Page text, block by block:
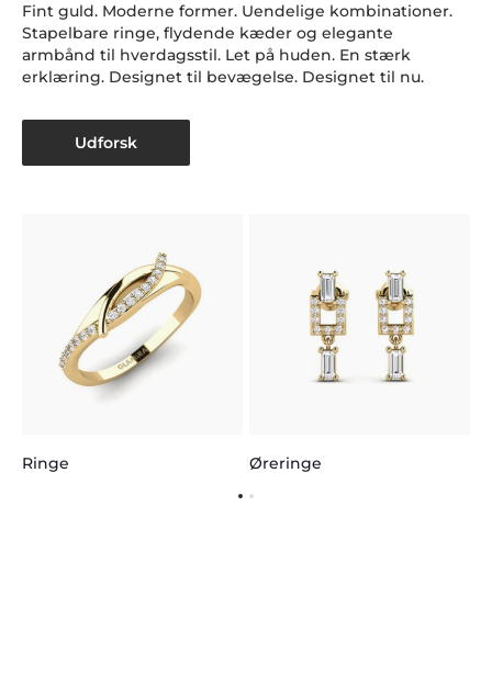
Fint guld. Moderne former. Uendelige kombinationer.
Stapelbare ringe, flydende kæder og elegante
armbånd til hverdagsstil. Let på huden. En stærk
erklæring. Designet til bevægelse. Designet til nu.
Udforsk
Ringe Øreringe